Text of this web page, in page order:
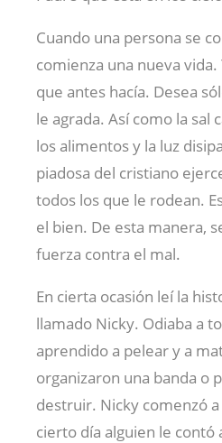
Cuando una persona se
comienza una nueva
que antes hacía. Desea
le agrada. Así como la sal
los alimentos y la luz
piadosa del cristiano
todos los que le rodean.
el bien. De esta manera,
fuerza contra el mal.
En cierta ocasión leí la
llamado Nicky. Odiaba a
aprendido a pelear y a
organizaron una banda o
destruir. Nicky comenzó
cierto día alguien le contó